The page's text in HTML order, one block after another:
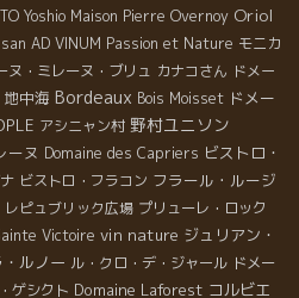
Yoshio Maison Pierre Overnoy Oriol
AD VINUM Passion et Nature モニカ
ヌ・ミレーヌ・ブリュ カナコさん ドメー
地中海 Bordeaux Bois Moisset ドメー
アシニャン村 野村ユニソン
ーヌ Domaine des Capriers ビストロ・
ビストロ・フラコン フラール・ルージ
レピュブリック広場 プリューレ・ロック
Victoire vin nature ジュリアン・
ルノー ル・クロ・デ・ジャール ドメー
ゲシクト Domaine Laforest コルビエ